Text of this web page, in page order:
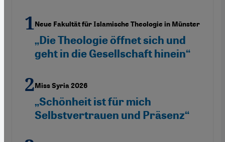
Neue Fakultät für Islamische Theologie in Münster
„Die Theologie öffnet sich und
geht in die Gesellschaft hinein“
Miss Syria 2026
„Schönheit ist für mich
Selbstvertrauen und Präsenz“